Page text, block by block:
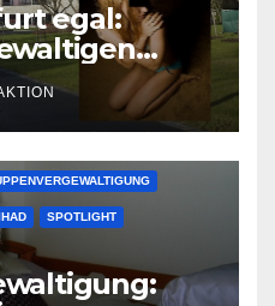
egal:
auf
SPOTLIGHT